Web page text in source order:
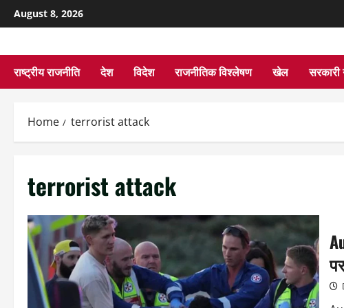
August 8, 2026
राष्ट्रीय राजनीति देश विदेश राजनीतिक विश्लेषण खेल सरकारी
Home terrorist attack
terrorist attack